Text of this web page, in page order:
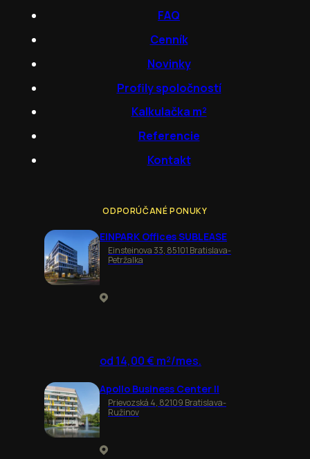
FAQ
Cenník
Novinky
Profily spoločností
Kalkulačka m²
Referencie
Kontakt
ODPORÚČANÉ PONUKY
EINPARK Offices SUBLEASE
Einsteinova 33, 85101 Bratislava-
Petržalka
od 14,00 € m²/mes.
Apollo Business Center II
Prievozská 4, 82109 Bratislava-
Ružinov